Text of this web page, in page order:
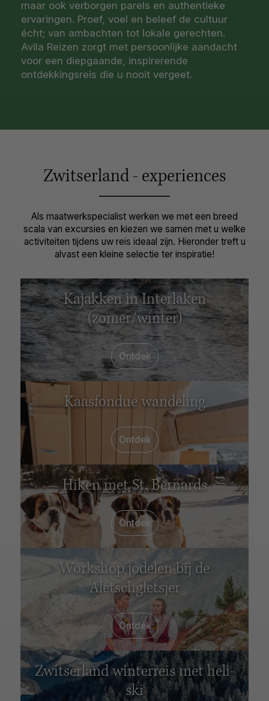
maar ook verborgen parels en authentieke
ervaringen. Proef, voel en beleef de cultuur
écht; van ambachten tot lokale gerechten.
Avila Reizen zorgt met persoonlijke aandacht
voor een diepgaande, inspirerende
ontdekkingsreis die u nooit vergeet.
Zwitserland - experiences
Als maatwerkspecialist werken we met een breed
scala van excursies en kiezen we samen met u welke
activiteiten tijdens uw reis ideaal zijn. Hieronder treft u
alvast een kleine selectie ter inspiratie!
Kajakken in Interlaken
(zomer/winter)
Ontdek
Kaasfondue wandeling
Ontdek
Hiken met St. Bernards
Ontdek
Workshop jodelen bij de
Aletschgletsjer
Ontdek
Zwitserland winterreis met heli-
ski